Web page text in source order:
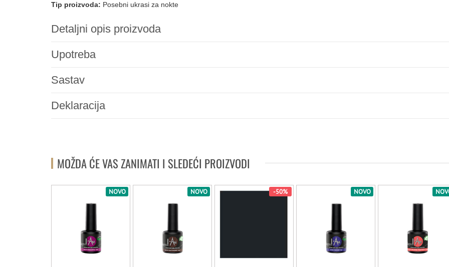
Tip proizvoda: Posebni ukrasi za nokte
Detaljni opis proizvoda
Upotreba
Sastav
Deklaracija
MOŽDA ĆE VAS ZANIMATI I SLEDEĆI PROIZVODI
NOVO NOVO -50% NOVO